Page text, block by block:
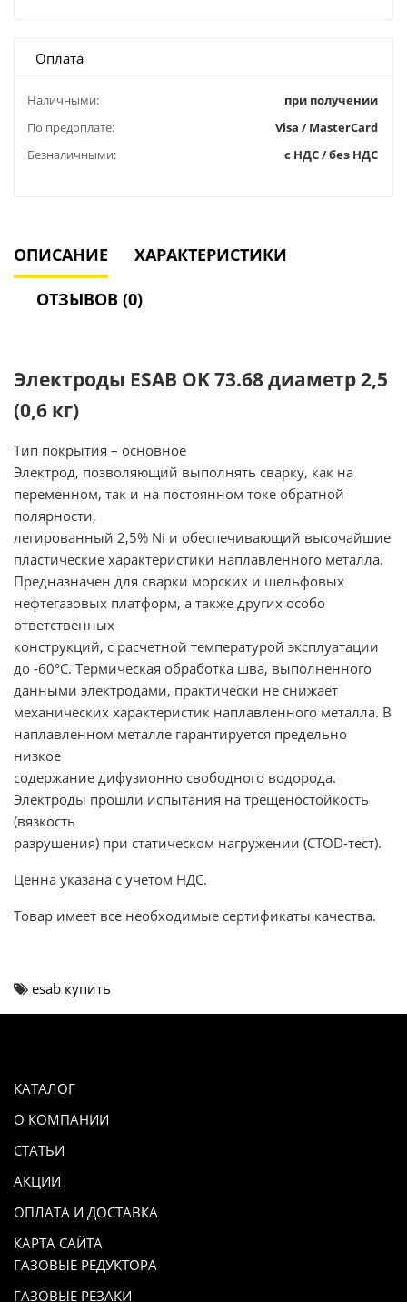
Оплата
Наличными:
при получении
По предоплате:
Visa / MasterCard
Безналичными:
с НДС / без НДС
ОПИСАНИЕ ХАРАКТЕРИСТИКИ
ОТЗЫВОВ (0)
Электроды ESAB OK 73.68 диаметр 2,5
(0,6 кг)
Тип покрытия – основное
Электрод, позволяющий выполнять сварку, как на
переменном, так и на постоянном токе обратной
полярности,
легированный 2,5% Ni и обеспечивающий высочайшие
пластические характеристики наплавленного металла.
Предназначен для сварки морских и шельфовых
нефтегазовых платформ, а также других особо
ответственных
конструкций, с расчетной температурой эксплуатации
до -60°С. Термическая обработка шва, выполненного
данными электродами, практически не снижает
механических характеристик наплавленного металла. В
наплавленном металле гарантируется предельно
низкое
содержание дифузионно свободного водорода.
Электроды прошли испытания на трещеностойкость
(вязкость
разрушения) при статическом нагружении (CTOD-тест).
Ценна указана с учетом НДС.
Товар имеет все необходимые сертификаты качества.
esab купить
КАТАЛОГ
О КОМПАНИИ
СТАТЬИ
АКЦИИ
ОПЛАТА И ДОСТАВКА
КАРТА САЙТА
ГАЗОВЫЕ РЕДУКТОРА
ГАЗОВЫЕ РЕЗАКИ